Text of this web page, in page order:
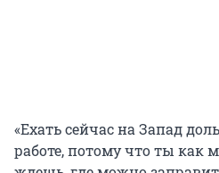
«Ехать сейчас на Запад
работе, потому что ты